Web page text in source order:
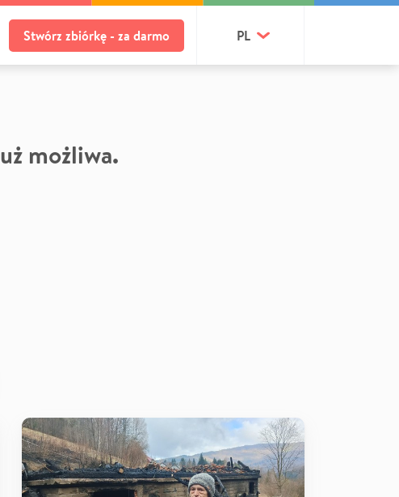
Stwórz zbiórkę - za darmo PL
możliwa.